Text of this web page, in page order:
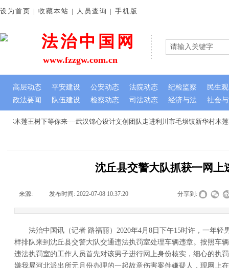
木莲王树下等你来----武汉锦心设计文创团队走进利川市毛坝镇新华村木莲
法治中国网
政法要闻 队伍建设 检察动态 司法动态 经济与法 社会
设为首页 | 收藏本站 | 人员查询 | 手机版
www.fzzgw.com.cn
高层动态 平安建设 公安动态 法院动态 纪检监察 民生
沈丘县交警大队抓获一网上
来源: 发布时间: 2022-07-08 10:37:20 分享到:
法治中国讯（记者 路福丽）2020年4月8日下午15时许，一年轻
样排队来到沈丘县交警大队交通违法执罚室处理车辆违章。按照车
违法执罚室的工作人员首先对该男子进行网上身份核实，细心的执
嫌我局河北派出所元月份办理的一起故意伤害案件嫌疑人，现网上